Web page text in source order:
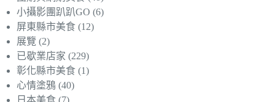
小攝影團趴趴GO (6)
屏東縣市美食 (12)
展覽 (2)
已歇業店家 (229)
彰化縣市美食 (1)
心情塗鴉 (40)
日本美食 (7)